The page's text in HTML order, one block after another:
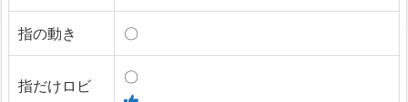
指の動き 〇
指だけロビ
〇